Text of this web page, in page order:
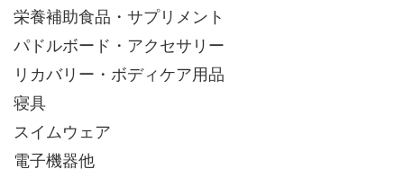
栄養補助食品・サプリメント
パドルボード・アクセサリー
リカバリー・ボディケア用品
寝具
スイムウェア
電子機器他